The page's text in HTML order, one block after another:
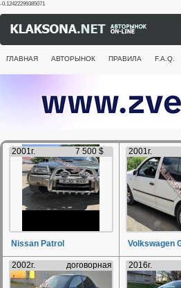
-0.12422299385071
ГЛАВНАЯ АВТОРЫНОК ПРАВИЛА F.A.Q.
2001г. 7 500 $
Nissan Patrol
2001г.
Volkswagen
2002г. договорная 2016г.